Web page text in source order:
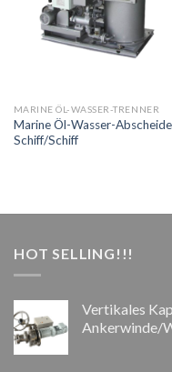
MARINE ÖL-WASSER-TRENNER
Marine Öl-Wasser-
Schiff/Schiff
HOT SELLING!!!
Vertikales
Ankerwinde/